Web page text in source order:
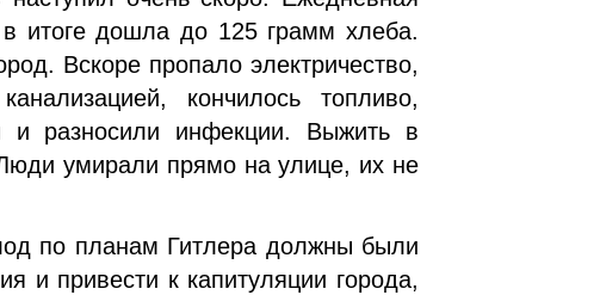
итоге дошла до 125 грамм хлеба.
Вскоре пропало электричество,
кончилось топливо,
и разносили инфекции. Выжить в
умирали прямо на улице, их не
по планам Гитлера должны были
и привести к капитуляции города,